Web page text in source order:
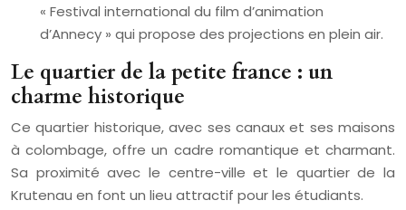
« Festival international du film d’animation
d’Annecy » qui propose des projections en plein air.
Le quartier de la petite france : un
charme historique
Ce quartier historique, avec ses canaux et ses maisons
à colombage, offre un cadre romantique et charmant.
Sa proximité avec le centre-ville et le quartier de la
Krutenau en font un lieu attractif pour les étudiants.